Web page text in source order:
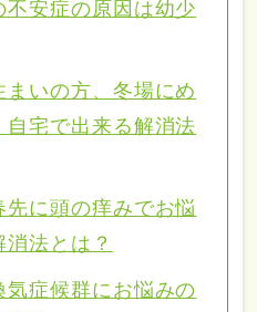
安症の原因は幼少
いの方、冬場にめ
自宅で出来る解消法
に頭の痒みでお悩
法とは？
気症候群にお悩みの